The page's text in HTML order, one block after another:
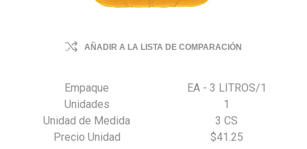
AÑADIR A LA LISTA DE COMPARACIÓN
Empaque
EA - 3 LITROS/1
Unidades
1
Unidad de Medida
3 CS
Precio Unidad
$41.25